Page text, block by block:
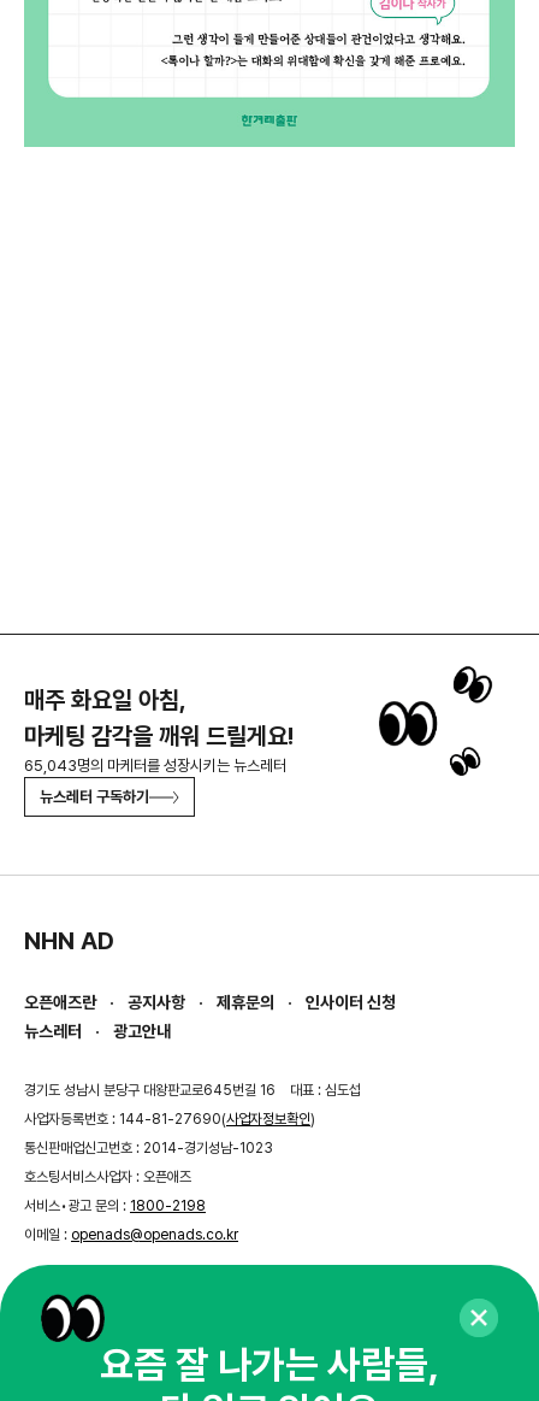
매주 화요일 아침,
마케팅 감각을 깨워 드릴게요!
65,043명의 마케터를 성장시키는 뉴스레터
뉴스레터 구독하기
NHN AD
오픈애즈란 공지사항 제휴문의
인사이터 신청
뉴스레터
광고안내
경기도 성남시 분당구 대왕판교로645번길 16
대표 : 심도섭
사업자등록번호 : 144-81-27690(사업자정보확인)
통신판매업신고번호 : 2014-경기성남-1023
호스팅서비스사업자 : 오픈애즈
서비스•광고 문의 : 1800-2198
이메일 : openads@openads.co.kr
이용약관개인정보처리방침
threadkakaotalk
요즘 잘 나가는 사람들,